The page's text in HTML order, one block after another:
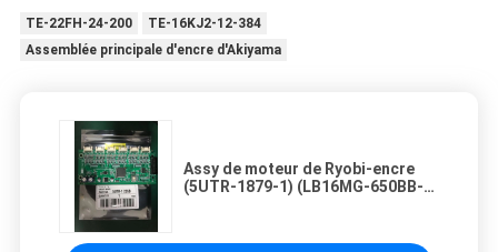
TE-22FH-24-200
TE-16KJ2-12-384
Assemblée principale d'encre d'Akiyama
Assy de moteur de Ryobi-encre
(5UTR-1879-1) (LB16MG-650BB-